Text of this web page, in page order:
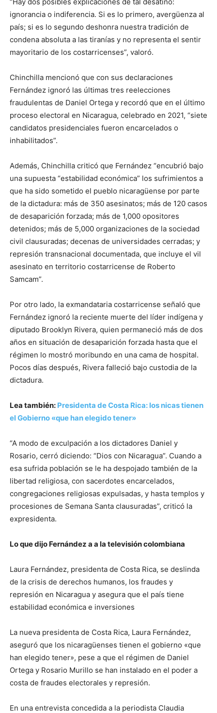
ignorancia o indiferencia. Si es lo primero, avergüenza al
país; si es lo segundo deshonra nuestra tradición de
condena absoluta a las tiranías y no representa el sentir
mayoritario de los costarricenses”, valoró.
Chinchilla mencionó que con sus declaraciones
Fernández ignoró las últimas tres reelecciones
fraudulentas de Daniel Ortega y recordó que en el último
proceso electoral en Nicaragua, celebrado en 2021, “siete
candidatos presidenciales fueron encarcelados o
inhabilitados”.
Además, Chinchilla criticó que Fernández “encubrió bajo
una supuesta “estabilidad económica” los sufrimientos a
que ha sido sometido el pueblo nicaragüense por parte
de la dictadura: más de 350 asesinatos; más de 120 casos
de desaparición forzada; más de 1,000 opositores
detenidos; más de 5,000 organizaciones de la sociedad
civil clausuradas; decenas de universidades cerradas; y
represión transnacional documentada, que incluye el vil
asesinato en territorio costarricense de Roberto
Samcam”.
Por otro lado, la exmandataria costarricense señaló que
Fernández ignoró la reciente muerte del líder indígena y
diputado Brooklyn Rivera, quien permaneció más de dos
años en situación de desaparición forzada hasta que el
régimen lo mostró moribundo en una cama de hospital.
Pocos días después, Rivera falleció bajo custodia de la
dictadura.
Lea también: Presidenta de Costa Rica: los nicas tienen
el Gobierno «que han elegido tener»
“A modo de exculpación a los dictadores Daniel y
Rosario, cerró diciendo: “Dios con Nicaragua”. Cuando a
esa sufrida población se le ha despojado también de la
libertad religiosa, con sacerdotes encarcelados,
congregaciones religiosas expulsadas, y hasta templos y
procesiones de Semana Santa clausuradas”, criticó la
expresidenta.
Lo que dijo Fernández a a la televisión colombiana
Laura Fernández, presidenta de Costa Rica, se deslinda
de la crisis de derechos humanos, los fraudes y
represión en Nicaragua y asegura que el país tiene
estabilidad económica e inversiones
La nueva presidenta de Costa Rica, Laura Fernández,
aseguró que los nicaragüenses tienen el gobierno «que
han elegido tener», pese a que el régimen de Daniel
Ortega y Rosario Murillo se han instalado en el poder a
costa de fraudes electorales y represión.
En una entrevista concedida a la periodista Claudia